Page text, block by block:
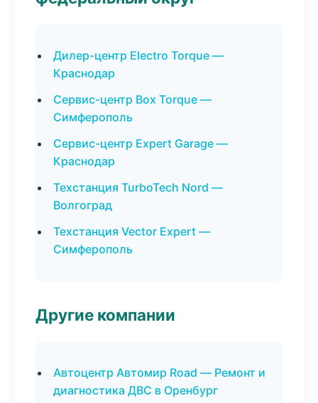
Дилер-центр Electro Torque —
Краснодар
Сервис-центр Box Torque —
Симферополь
Сервис-центр Expert Garage —
Краснодар
Техстанция TurboTech Nord —
Волгоград
Техстанция Vector Expert —
Симферополь
Другие компании
Автоцентр Автомир Road — Ремонт и
диагностика ДВС в Оренбург